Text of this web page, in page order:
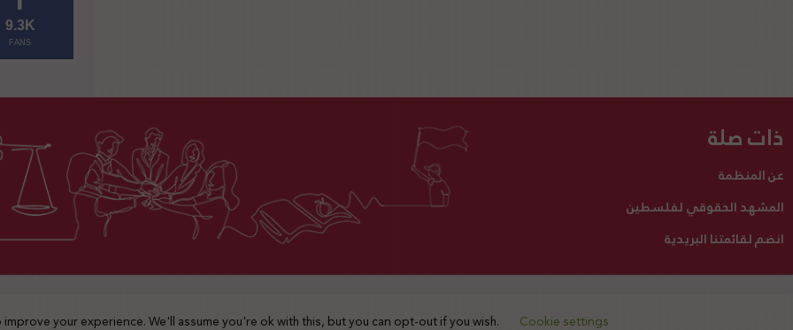
9.3K
FANS
ذات صلة
عن المنظمة
المشهد الحقوقي لفلسطين
انضم لقائمتنا البريدية
اتصل بنا تبرع لنا 2025 © جميع الحقوق محفوظة
your experience. We'll assume you're ok with this, but you can opt-out if you wish. Cookie settings